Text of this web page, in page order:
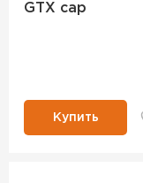
GTX cap
Купить